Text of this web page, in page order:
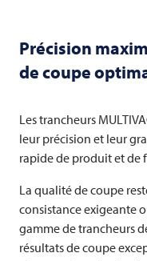
Précision
de coupe
Les trancheurs
leur précision et leur
rapide de produit et de
La qualité de coupe
consistance exigeante
gamme de trancheurs
résultats de coupe